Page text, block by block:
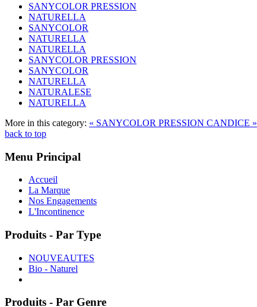
SANYCOLOR PRESSION
NATURELLA
SANYCOLOR
NATURELLA
NATURELLA
SANYCOLOR PRESSION
SANYCOLOR
NATURELLA
NATURALESE
NATURELLA
More in this category: « SANYCOLOR PRESSION CANDICE »
back to top
Menu Principal
Accueil
La Marque
Nos Engagements
L'Incontinence
Produits - Par Type
NOUVEAUTES
Bio - Naturel
Produits - Par Genre